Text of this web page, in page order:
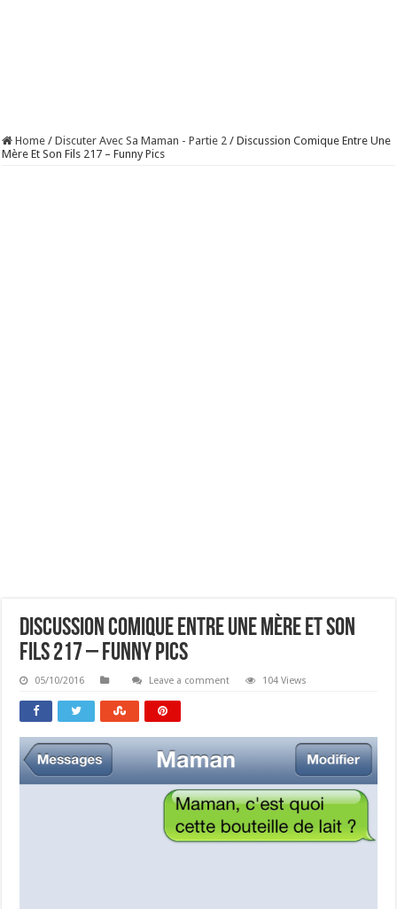
Home / Discuter Avec Sa Maman - Partie 2 / Discussion Comique Entre Une
Mère Et Son Fils 217 – Funny Pics
Discussion Comique Entre Une Mère Et Son
Fils 217 – Funny Pics
05/10/2016 Leave a comment 104 Views